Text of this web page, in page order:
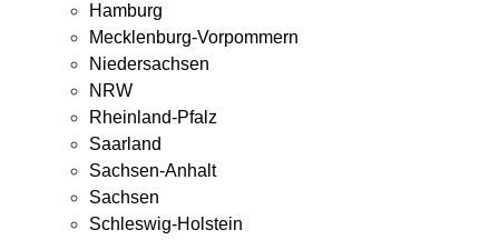
Hamburg
Mecklenburg-Vorpommern
Niedersachsen
NRW
Rheinland-Pfalz
Saarland
Sachsen-Anhalt
Sachsen
Schleswig-Holstein